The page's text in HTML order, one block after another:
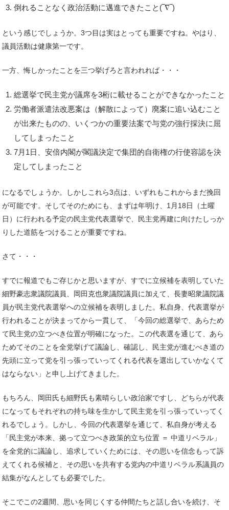
倒れることなく政治活動に邁進できたこと(‾∇‾)
という感じでしょうか。3つ目は実はとっても重要ですね。やはり、
議員活動は健康第一です。
一方、悔しかったことを三つ挙げろと言われれば・・・
総選挙で民主党が議席を3桁に載せることができなかったこと
労働者派遣法改悪案は（解散によって）廃案に追い込むこと
が出来たものの、いくつかの重要法案で与党の強行採決に屈
してしまったこと
7月1日、安倍内閣が閣議決定で集団的自衛権の行使容認を決
定してしまったこと
になるでしょうか。しかしこれら3点は、いずれもこれからまだ挽回
が可能です。そしてそのためにも、まずは年明け、1月18日（土曜
日）に行われる予定の民主党代表選挙で、民主党再建に向けたしっか
りした道筋をつけることが重要ですね。
さて・・・
すでに報道でもご存じかと思いますが、すでに立候補を表明していた
細野豪志衆議院議員、岡田克也衆議院議員に加えて、長妻昭衆議院議
員が民主党代表選挙への立候補を表明しました。私自身、代表選挙が
行われることが決まってから一貫して、「今回の総選挙で、あらため
て民主党の立つべき位置が明確になった。この代表選を通じて、あら
ためてそのことを全党挙げて議論し、確認し、民主党が進むべき道の
先頭に立って党を引っ張っていってくれる代表を選出していかなくて
はならない」と申し上げてきました。
もちろん、岡田氏も細野氏も素晴らしい政治家ですし、どちらが代表
になってもそれぞれの持ち味を生かして民主党を引っ張っていってく
れるでしょう。しかし、今回の代表選挙を通じて、私自身が考える
「民主党が本来、拠って立つべき政策的立ち位置 ＝ 中道リベラル」
を全党的に議論し、追求していくためには、その思いを信念もって訴
えてくれる候補と、その思いを共有する党内の中道リベラル系議員の
結集がなんとしても必要でした。
そこでこの2週間、思いを同じくする仲間たちと話し合いを続け、そ